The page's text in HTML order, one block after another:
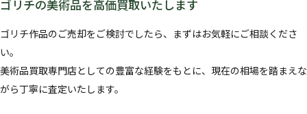
ゴリチの美術品を高価買取いたします
ゴリチ作品のご売却をご検討でしたら、まずはお気軽にご相談くださ
い。
美術品買取専門店としての豊富な経験をもとに、現在の相場を踏まえな
がら丁寧に査定いたします。